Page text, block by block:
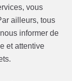
vous
ailleurs, tous
informer de
et attentive